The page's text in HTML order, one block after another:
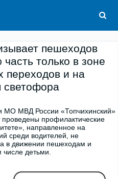
пешеходов
только в зоне
переходов и на
МО МВД России «Топчихинский»
профилактические
направленное на
среди водителей, не
в движении пешеходам и
детьми.